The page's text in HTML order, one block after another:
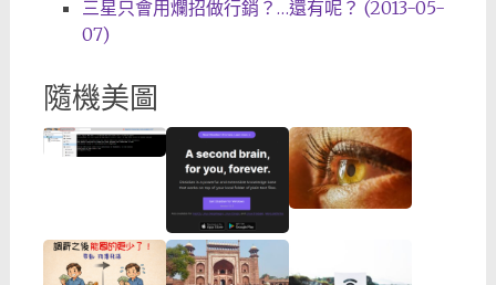
三星只會用爛招做行銷？…還有呢？ (2013-05-
07)
隨機美圖